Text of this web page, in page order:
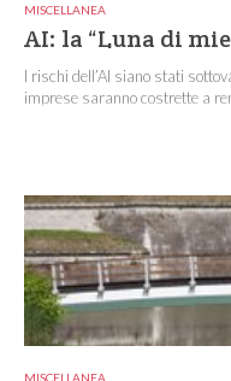
MISCELLANEA
AI: la “Luna di
I rischi dell’AI siano stati
imprese saranno costrette a
MISCELLANEA